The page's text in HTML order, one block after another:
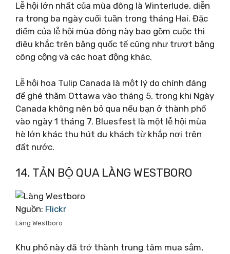
Lễ hội lớn nhất của mùa đông là Winterlude, diễn
ra trong ba ngày cuối tuần trong tháng Hai. Đặc
điểm của lễ hội mùa đông này bao gồm cuộc thi
điêu khắc trên băng quốc tế cũng như trượt băng
công cộng và các hoạt động khác.
Lễ hội hoa Tulip Canada là một lý do chính đáng
để ghé thăm Ottawa vào tháng 5, trong khi Ngày
Canada không nên bỏ qua nếu bạn ở thành phố
vào ngày 1 tháng 7. Bluesfest là một lễ hội mùa
hè lớn khác thu hút du khách từ khắp nơi trên
đất nước.
14. TẢN BỘ QUA LÀNG WESTBORO
Nguồn: Flickr
Làng Westboro
Khu phố này đã trở thành trung tâm mua sắm,